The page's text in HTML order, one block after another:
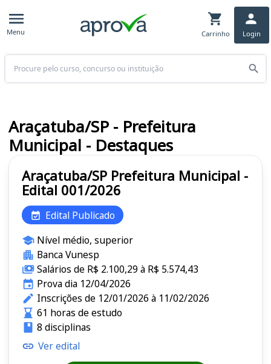
Menu Carrinho Login
Buscar
Araçatuba/SP Prefeitura Municipal -
Edital 001/2026
Edital Publicado
Nível médio, superior
Banca Vunesp
Salários de R$ 2.100,29 à R$ 5.574,43
Prova dia 12/04/2026
Inscrições de 12/01/2026 à 11/02/2026
61 horas de estudo
8 disciplinas
Ver edital
Araçatuba/SP - Prefeitura
Municipal - Destaques